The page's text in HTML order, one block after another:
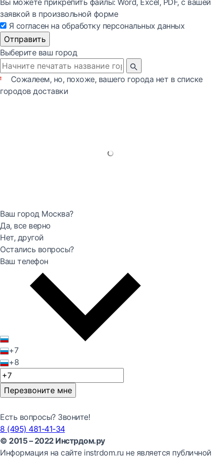
Вы можете прикрепить файлы: Word, Exсel, PDF, с вашей
заявкой в произвольной форме
Я согласен на обработку персональных данных
Отправить
Выберите ваш город
Сожалеем, но, похоже, вашего города нет в списке
городов доставки
Ваш город Москва?
Да, все верно
Нет, другой
Остались вопросы?
Ваш телефон
+7
+8
Перезвоните мне
Есть вопросы? Звоните!
8 (495) 481-41-34
© 2015 – 2022 Инстрдом.ру
Информация на сайте instrdom.ru не является публичной